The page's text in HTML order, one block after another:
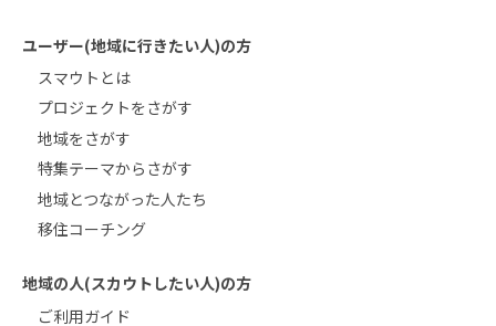
ユーザー(地域に行きたい人)の方
スマウトとは
プロジェクトをさがす
地域をさがす
特集テーマからさがす
地域とつながった人たち
移住コーチング
地域の人(スカウトしたい人)の方
ご利用ガイド